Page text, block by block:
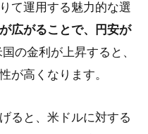
て運用する魅力的な選
広がることで、円安が
国の金利が上昇すると、
が高くなります。
ると、米ドルに対する